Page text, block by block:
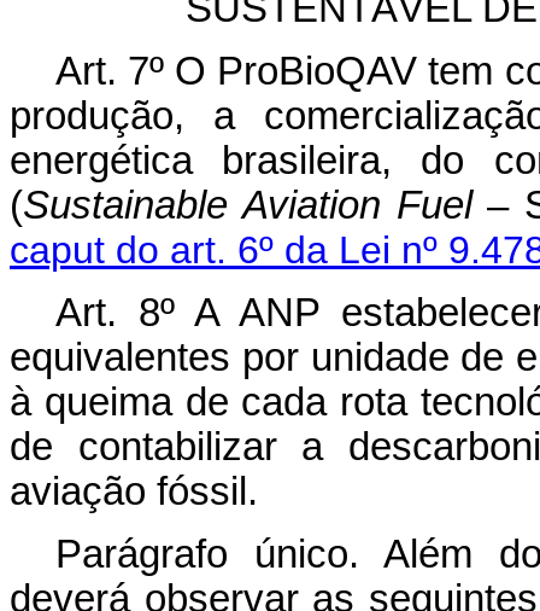
Art. 7º O ProBioQAV tem
produção, a
energética brasileira, do
(Sustainable Aviation Fuel–
caput do art. 6º da Lei nº
Art. 8º A ANP
equivalentes por unidade de
à queima de cada rota
de contabilizar a
aviação fóssil.
Parágrafo único. Além
deverá observar as